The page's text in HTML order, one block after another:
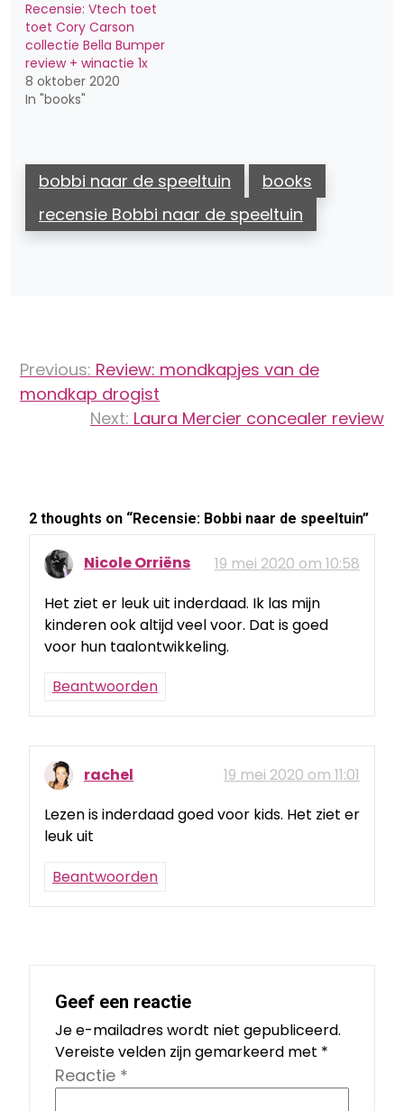
Recensie: Vtech toet
toet Cory Carson
collectie Bella Bumper
review + winactie 1x
8 oktober 2020
In "books"
bobbi naar de speeltuin
books
recensie Bobbi naar de speeltuin
navigatie
Previous: Review: mondkapjes van de
mondkap drogist
Next: Laura Mercier concealer review
2 thoughts on “Recensie: Bobbi naar de speeltuin”
Nicole Orriëns
19 mei 2020 om 10:58
Het ziet er leuk uit inderdaad. Ik las mijn
kinderen ook altijd veel voor. Dat is goed
voor hun taalontwikkeling.
Beantwoorden
rachel
19 mei 2020 om 11:01
Lezen is inderdaad goed voor kids. Het ziet er
leuk uit
Beantwoorden
Geef een reactie
Je e-mailadres wordt niet gepubliceerd.
Vereiste velden zijn gemarkeerd met *
Reactie *